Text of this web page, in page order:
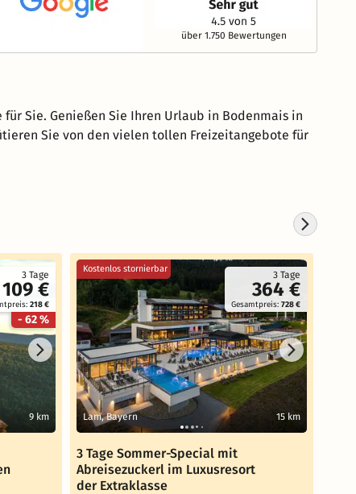
über 1.750 Bewertungen
Sie. Genießen Sie Ihren Urlaub in Bodenmais in
Sie von den vielen tollen Freizeitangebote für
3 Tage
109 €
218 €
- 62 %
9 km
3 Tage
364 €
Gesamtpreis: 728 €
Kostenlos stornierbar
Lam, Bayern 15 km
3 Tage Sommer-Special mit
Abreisezuckerl im Luxusresort
der Extraklasse